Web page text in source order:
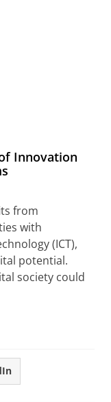
Innovation
from
with
(ICT),
potential.
society could